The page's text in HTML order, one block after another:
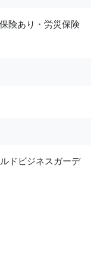
険あり・労災保険
ドビジネスガーデ